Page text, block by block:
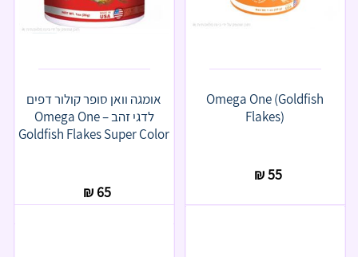
Omega One (Goldfish
Flakes)
55
₪
אומגה וואן סופר קולור דפים
לדגי זהב – Omega One
Goldfish Flakes Super Color
65
₪